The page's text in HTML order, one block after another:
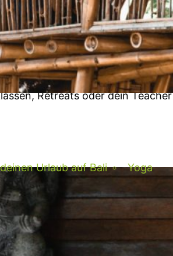
Oasis Bali: Lust auf Yoga
Meerblick? Dann ab ins
of Now Oasis in Sanur auf
Retreats oder dein Teacher
Urlaub auf Bali Yoga
25 schöne Orte für
(und den Gilis)
im tropischen Paradies – wir
schönsten Yogastudios und Orte